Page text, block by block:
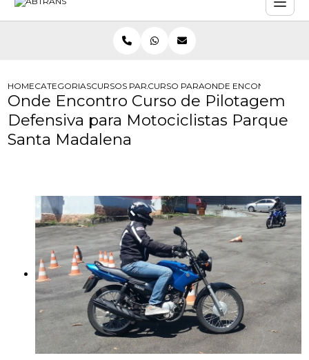
HOMECATEGORIASCURSOS PARA MOTOCICLISTAS
CURSO PARA MOTOCICLISTAS DE
ONDE ENCONTRO
Onde Encontro Curso de Pilotagem
Defensiva para Motociclistas Parque
Santa Madalena